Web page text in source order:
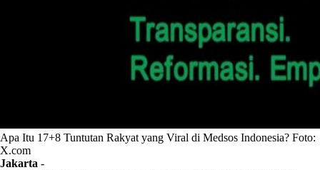
Apa Itu 17+8 Tuntutan Rakyat yang Viral di Medsos Indonesia? Foto:
X.com
Jakarta -